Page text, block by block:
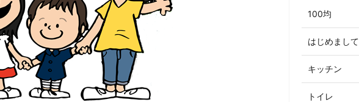
100均
はじめまして
キッチン
トイレ